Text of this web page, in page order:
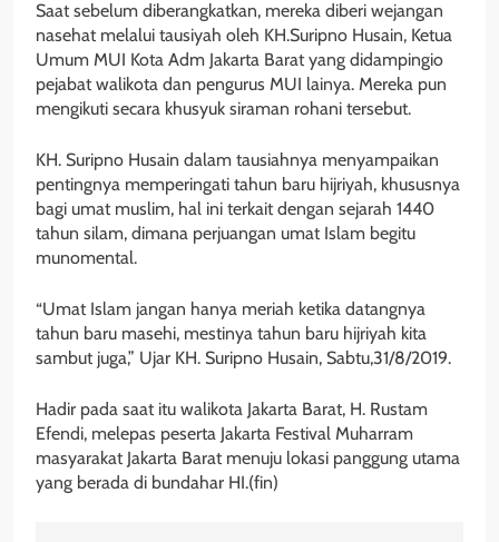
Saat sebelum diberangkatkan, mereka diberi wejangan
nasehat melalui tausiyah oleh KH.Suripno Husain, Ketua
Umum MUI Kota Adm Jakarta Barat yang didampingio
pejabat walikota dan pengurus MUI lainya. Mereka pun
mengikuti secara khusyuk siraman rohani tersebut.
KH. Suripno Husain dalam tausiahnya menyampaikan
pentingnya memperingati tahun baru hijriyah, khususnya
bagi umat muslim, hal ini terkait dengan sejarah 1440
tahun silam, dimana perjuangan umat Islam begitu
munomental.
“Umat Islam jangan hanya meriah ketika datangnya
tahun baru masehi, mestinya tahun baru hijriyah kita
sambut juga,” Ujar KH. Suripno Husain, Sabtu,31/8/2019.
Hadir pada saat itu walikota Jakarta Barat, H. Rustam
Efendi, melepas peserta Jakarta Festival Muharram
masyarakat Jakarta Barat menuju lokasi panggung utama
yang berada di bundahar HI.(fin)